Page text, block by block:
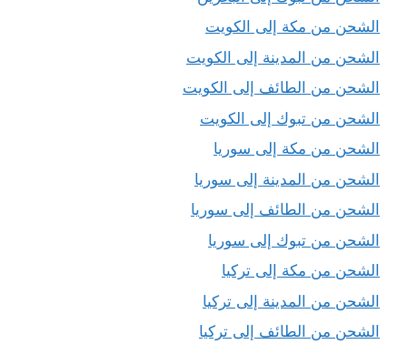
الشحن من مكة إلى الكويت
الشحن من المدينة إلى الكويت
الشحن من الطائف إلى الكويت
الشحن من تبوك إلى الكويت
الشحن من مكة إلى سوريا
الشحن من المدينة إلى سوريا
الشحن من الطائف إلى سوريا
الشحن من تبوك إلى سوريا
الشحن من مكة إلى تركيا
الشحن من المدينة إلى تركيا
الشحن من الطائف إلى تركيا